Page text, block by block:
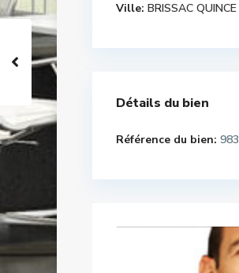
Ville: BRISSAC QUINCE
Détails du bien
Référence du bien: 983